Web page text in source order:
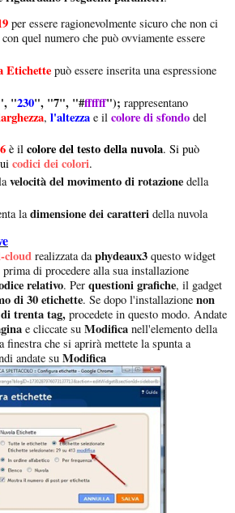
per essere ragionevolmente sicuro che non ci
quel numero che può ovviamente essere
Etichette può essere inserita una espressione
"230", "7", "#ffffff"); rappresentano
, l'altezza e il colore di sfondo del
è il colore del testo della nuvola. Si può
codici dei colori.
velocità del movimentodi rotazione della
la dimensione dei caratteri della nuvola
cloud realizzata daphydeaux3 questo widget
di procedere alla sua installazione
relativo. Per questioni grafiche, il gadget
di 30 etichette. Se dopo l'installazione non
trenta tag, procedete in questo modo. Andate
e cliccate su Modifica nell'elemento della
finestra che si aprirà mettete la spunta a
andate su Modifica